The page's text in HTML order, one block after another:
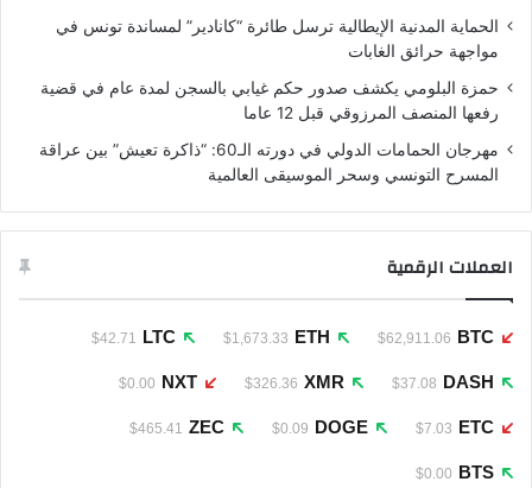
الحماية المدنية الإيطالية ترسل طائرة “كانادير” لمساندة تونس في
مواجهة حرائق الغابات
حمزة البلومي يكشف صدور حكم غيابي بالسجن لمدة عام في قضية
رفعها المنصف المرزوقي قبل 12 عاما
مهرجان الحمامات الدولي في دورته الـ60: “ذاكرة تعيش” بين عراقة
المسرح التونسي وسحر الموسيقى العالمية
العملات الرقمية
BTC
$62,911.06
ETH
$1,673.33
LTC
$42.71
DASH
$37.08
XMR
$326.36
NXT
$0.00
ETC
$7.03
DOGE
$0.09
ZEC
$465.41
BTS
$0.00